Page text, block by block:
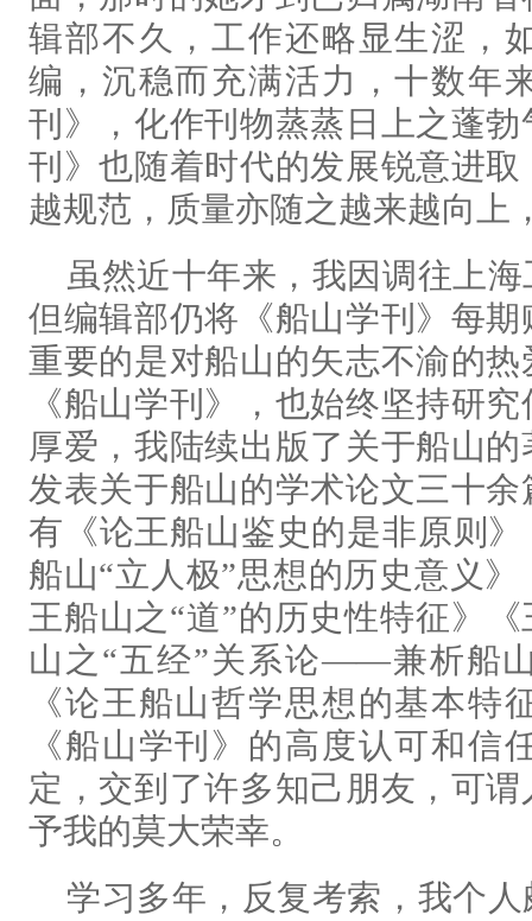
辑部不久，工作还略显生涩，
编，沉稳而充满活力，十数年
刊》，化作刊物蒸蒸日上之蓬
刊》也随着时代的发展锐意进
越规范，质量亦随之越来越向上
虽然近十年来，我因调往上
但编辑部仍将《船山学刊》每
重要的是对船山的矢志不渝的
《船山学刊》，也始终坚持研
厚爱，我陆续出版了关于船山
发表关于船山的学术论文三十
有《论王船山鉴史的是非原则
船山“立人极”思想的历史意义
王船山之“道”的历史性特征》
山之“五经”关系论——兼析船
《论王船山哲学思想的基本特
《船山学刊》的高度认可和信
定，交到了许多知己朋友，可
予我的莫大荣幸。
学习多年，反复考索，我个